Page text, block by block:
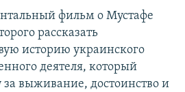
фильм о Мустафе
рассказать
историю украинского
деятеля, который
за выживание, достоинство и